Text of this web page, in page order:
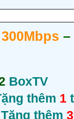
300Mbps –
BoxTV
thêm 1
Tặng thêm 3